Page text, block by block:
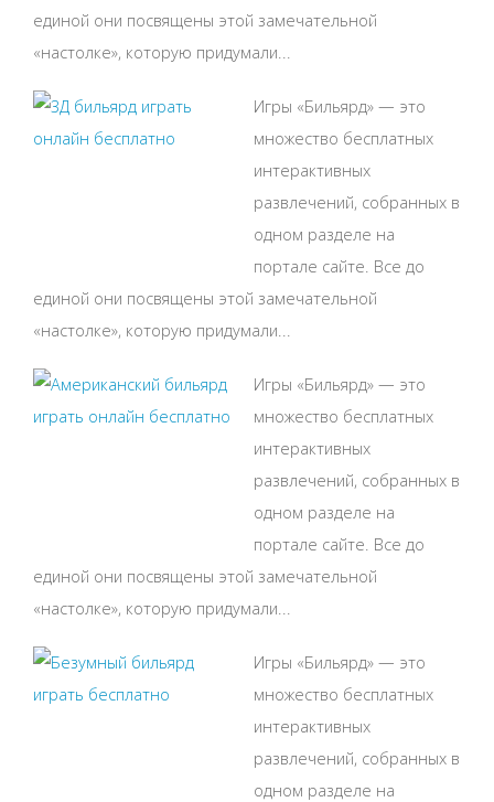
единой они посвящены этой замечательной
«настолке», которую придумали...
Игры «Бильярд» — это
множество бесплатных
интерактивных
развлечений, собранных в
одном разделе на
портале сайте. Все до
единой они посвящены этой замечательной
«настолке», которую придумали...
Игры «Бильярд» — это
множество бесплатных
интерактивных
развлечений, собранных в
одном разделе на
портале сайте. Все до
единой они посвящены этой замечательной
«настолке», которую придумали...
Игры «Бильярд» — это
множество бесплатных
интерактивных
развлечений, собранных в
одном разделе на